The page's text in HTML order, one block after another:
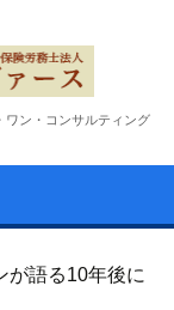
ワン・コンサルティング
が語る10年後に